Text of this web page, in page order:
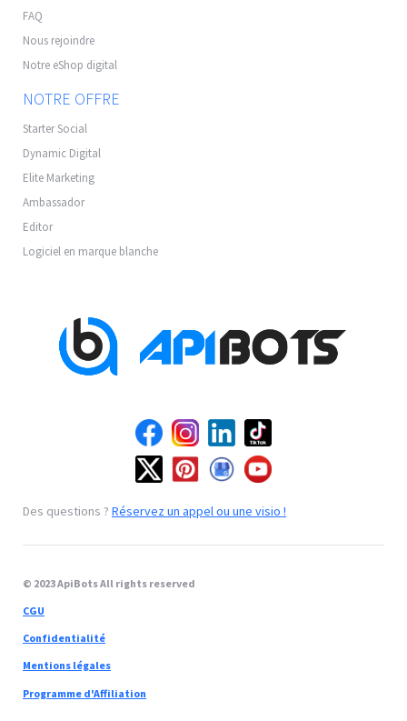
FAQ
Nous rejoindre
Notre eShop digital
NOTRE OFFRE
Starter Social
Dynamic Digital
Elite Marketing
Ambassador
Editor
Logiciel en marque blanche
Des questions ? Réservez un appel ou une visio !
© 2023 ApiBots All rights reserved
CGU
Confidentialité
Mentions légales
Programme d'Affiliation